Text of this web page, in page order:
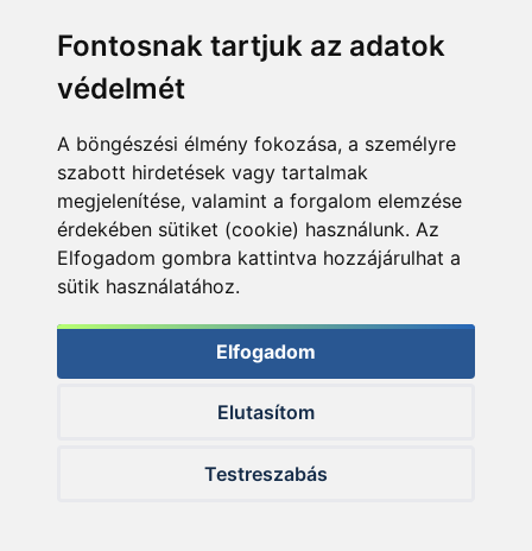
Fontosnak tartjuk az adatok
védelmét
A böngészési élmény fokozása, a személyre
szabott hirdetések vagy tartalmak
megjelenítése, valamint a forgalom elemzése
érdekében sütiket (cookie) használunk. Az
Elfogadom gombra kattintva hozzájárulhat a
sütik használatához.
Elfogadom
Elutasítom
Testreszabás